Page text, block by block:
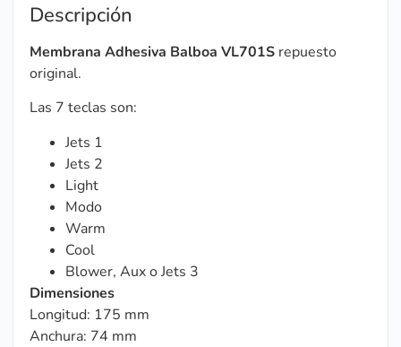
Descripción
Membrana Adhesiva Balboa VL701S repuesto
original.
Las 7 teclas son:
Jets 1
Jets 2
Light
Modo
Warm
Cool
Blower, Aux o Jets 3
Dimensiones
Longitud: 175 mm
Anchura: 74 mm